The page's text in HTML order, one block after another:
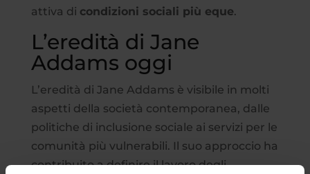
attiva di condizioni sociali più eque.
L’eredità di Jane
Addams oggi
L’eredità di Jane Addams è visibile in molti
aspetti della società contemporanea, dalle
politiche di inclusione sociale ai servizi per le
comunità più vulnerabili. Il suo approccio ha
contribuito a definire il lavoro degli